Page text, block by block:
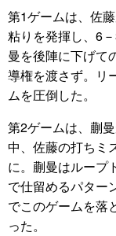
第1ゲームは、佐
粘りを発揮し、6
曼を後陣に下げて
導権を渡さず。リ
ムを圧倒した。
第2ゲームは、蒯
中、佐藤の打ちミ
に。蒯曼はループ
で仕留めるパター
でこのゲームを落
った。